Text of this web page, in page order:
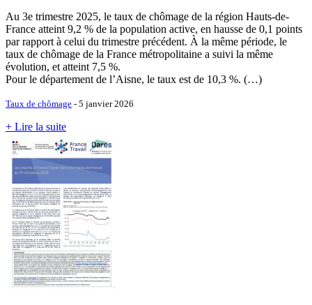
Au 3e trimestre 2025, le taux de chômage de la région Hauts-de-
France atteint 9,2 % de la population active, en hausse de 0,1 points
par rapport à celui du trimestre précédent. À la même période, le
taux de chômage de la France métropolitaine a suivi la même
évolution, et atteint 7,5 %.
Pour le département de l’Aisne, le taux est de 10,3 %. (…)
Taux de chômage - 5 janvier 2026
+ Lire la suite